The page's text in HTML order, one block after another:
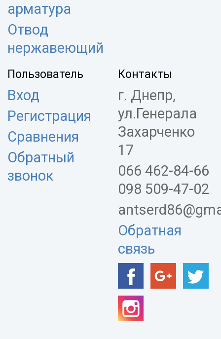
арматура
Отвод
нержавеющий
Пользователь
Вход
Регистрация
Сравнения
Обратный
звонок
Контакты
г. Днепр,
ул.Генерала
Захарченко
17
066 462-84-66
098 509-47-02
Обратная
связь